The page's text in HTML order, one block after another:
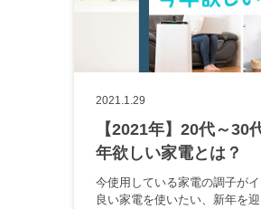
2021.1.29
【2021年】20代～30
年欲しい家電とは？
今使用している家電の調子が
良い家電を使いたい、新年を